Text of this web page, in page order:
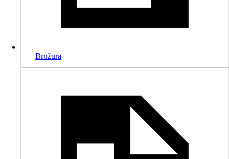
Brožura